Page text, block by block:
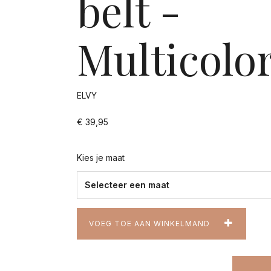
ELVY
€ 39,95
Kies je maat
VOEG TOE AAN WINKELMAND